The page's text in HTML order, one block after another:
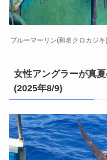
ブルーマーリン(和名クロカジ
女性アングラーが真
(2025年8/9)